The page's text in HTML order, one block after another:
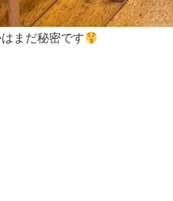
まだ秘密です